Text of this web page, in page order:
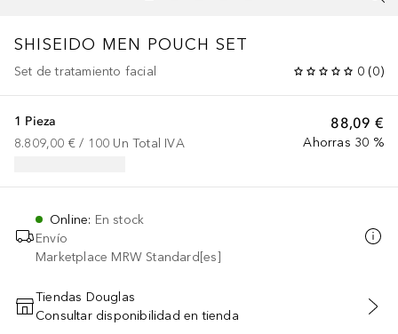
SHISEIDO MEN POUCH SET
Set de tratamiento facial 0 (0)
88,09 €
Ahorras 30 %
1 Pieza
8.809,00 € / 100 Un Total IVA
Online: En stock
Envío
Marketplace MRW Standard[es]
AÑADIR AL CARRITO
Tiendas Douglas
Consultar disponibilidad en tienda